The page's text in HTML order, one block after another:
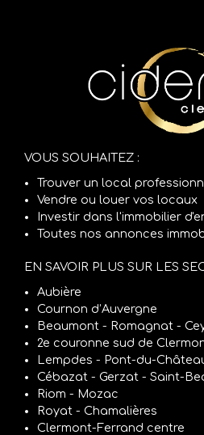
VOUS SOUHAITEZ :
Trouver un local
Vendre ou louer vos locaux
Investir dans l'immobilier
Toutes nos annonces
EN SAVOIR PLUS SUR LES
Aubière
Cournon d’Auvergne
Beaumont - Romagnat -
2e couronne sud de
Lempdes - Pont-du-
Cébazat - Gerzat - Saint-
Riom - Mozac
Royat - Chamalières
Clermont-Ferrand centre